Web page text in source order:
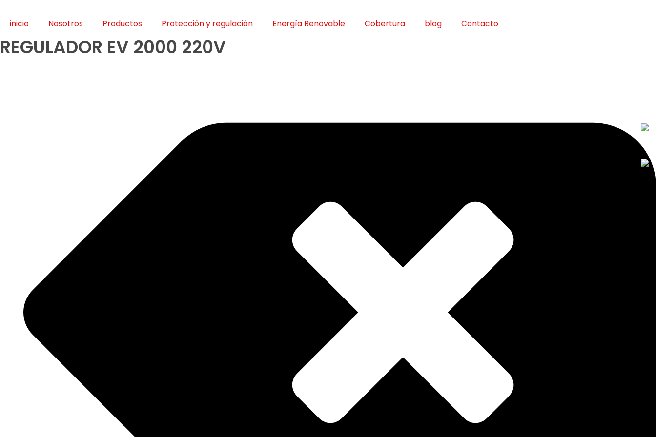
inicio Nosotros Productos Protección y regulación Energía Renovable Cobertura blog Contacto
REGULADOR EV 2000 220V